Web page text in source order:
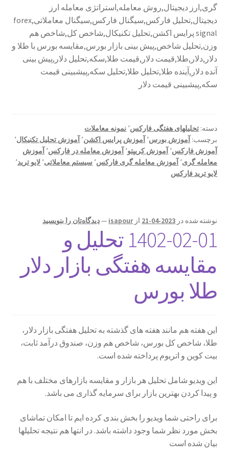
تحلیل هفتگی بازار فارکس
تقویم اقتصادی
تماس با ما
ثبت نام فروشنده
چگونه یک معامله گر موفق شویم
دانلودهای آکادمی
درباره ما
دروس
دوره فوت و فن معامله گری
سیاست مرجوعی و عودت
شرایط آکادمی
عضویت فروشنده
گری,ارز دیجیتال,روش معامله,استراتژی معامله ارز
دیجیتال,تحلیل فارکس,سیگنال فارکس,سیگنال معاملاتی,forex
signal پرایس اکشن,تحلیل تکنیکال,شاخص کل,شاخص هم
وزن,تحلیل شاخص,پیش بینی بازار بورس,مقایسه بورس با طلا و
دلار,دلار,طلا,قیمت دلار,قیمت طلا,سکه,تحلیل دلار,پیش بینی
آنده دلار,آینده طلا,تحلیل طلا,تحلیل سکه,پیشبینی قیمت
سکه,پیشبینی قیمت دلار
دسته: تحلیلهای هفتگی فارکس٬ نمونه معاملات
برچسب: آموزش بورس٬ آموزش پرایس اکشن٬ آموزش تحلیل تکنیکال٬
آموزش فارکس٬ آموزش کریپتو٬ آموزش معامله در فارکس٬ آموزش
معامله گری٬ آموزش معامله گری فارکس٬ سیستم معاملاتی٬ لایو ترید٬
لایو ترید فارکس
نوشته شده در 2023-04-21 ازisapour
—دیدگاه‌تان را بنویسید
1402-02-01 تحلیل و
مقایسه هفتگی بازار دلار
طلا بورس
این هفته هم مانند هفته های گذشته به تحلیل هفتگی بازار دلار،
طلا، شاخص کل بورس، شاخص هم وزن، صندوق درآمد ثابت،
بیت کوین و اتریوم پرداخته شده است.
این ویدیو شامل تحلیل هر بازار و مقایسه بازارهای مختلف با هم
و پیدا کردن بهترین بازار برای سرمایه گذاری می باشد.
برای راحتی شما ویدیو را بخش بندی کرده ایم تا امکان تماشای
بخش مورد نظر شما وجود داشته باشد. در انتها هم نتیجه تحلیلها
بیان شده است